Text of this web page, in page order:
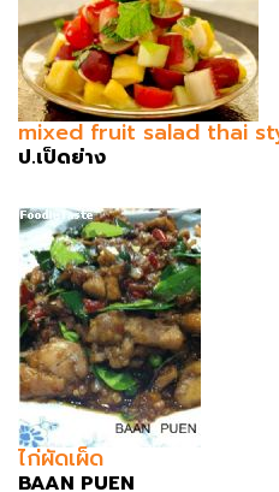
mixed fruit salad thai
ป.เป็ดย่าง
ไก่ผัดเผ็ด
BAAN PUEN